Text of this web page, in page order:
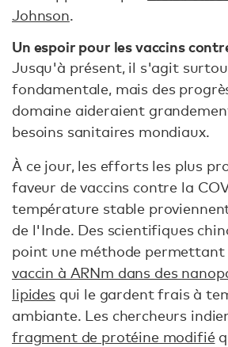
Johnson.
Un espoir pour les vaccins
Jusqu'à présent, il s'agit
fondamentale, mais des
domaine aideraient
besoins sanitaires mondiaux.
À ce jour, les efforts les plus
faveur de vaccins contre la
température stable
de l'Inde. Des scientifiques
point une méthode permettant
vaccin à ARNm dans des
lipidesqui le gardent frais à
ambiante. Les chercheurs
fragment de protéine modifié